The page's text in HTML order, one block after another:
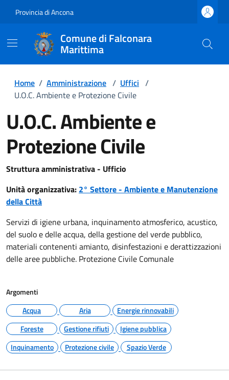
Provincia di Ancona
Comune di Falconara
Marittima
Home / Amministrazione / Uffici /
U.O.C. Ambiente e Protezione Civile
U.O.C. Ambiente e
Protezione Civile
Struttura amministrativa - Ufficio
Unità organizzativa: 2° Settore - Ambiente e Manutenzione
della Città
Servizi di igiene urbana, inquinamento atmosferico, acustico,
del suolo e delle acqua, della gestione del verde pubblico,
materiali contenenti amianto, disinfestazioni e derattizzazioni
delle aree pubbliche. Protezione Civile Comunale
Argomenti
Acqua
Aria
Energie rinnovabili
Foreste
Gestione rifiuti
Igiene pubblica
Inquinamento
Protezione civile Spazio Verde